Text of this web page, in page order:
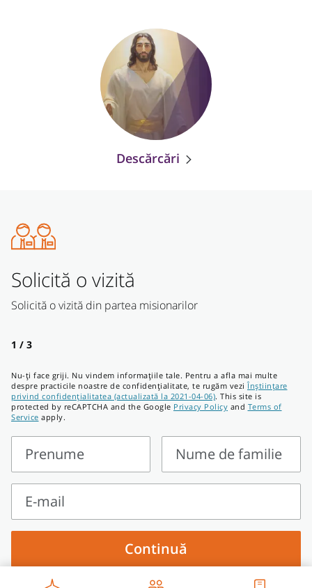
Descărcări
Solicită o vizită
Solicită o vizită din partea misionarilor
1 / 3
Nu-ți face griji. Nu vindem informațiile tale. Pentru a afla mai multe
despre practicile noastre de confidențialitate, te rugăm vezi Înștiințare
privind confidențialitatea (actualizată la 2021-04-06). This site is
protected by reCAPTCHA and the Google Privacy Policy and Terms of
Service apply.
Prenume
Prenume
Nume de familie
Nume
familie
E-mail
E-
Continuă